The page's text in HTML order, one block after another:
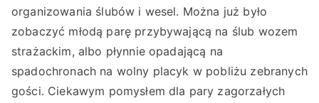
organizowania ślubów i wesel. Można już było
zobaczyć młodą parę przybywającą na ślub wozem
strażackim, albo płynnie opadającą na
spadochronach na wolny placyk w pobliżu zebranych
gości. Ciekawym pomysłem dla pary zagorzałych